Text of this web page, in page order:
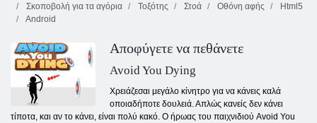
Σκοποβολή για τα αγόρια
Τοξότης Στοά Οθόνη αφής
Html5
Android
Αποφύγετε να πεθάνετε
Avoid You Dying
Χρειάζεσαι μεγάλο κίνητρο για να κάνεις καλά
οποιαδήποτε δουλειά. Απλώς κανείς δεν κάνει
τίποτα, και αν το κάνει, είναι πολύ κακό. Ο ήρωας του παιχνιδιού Avoid You